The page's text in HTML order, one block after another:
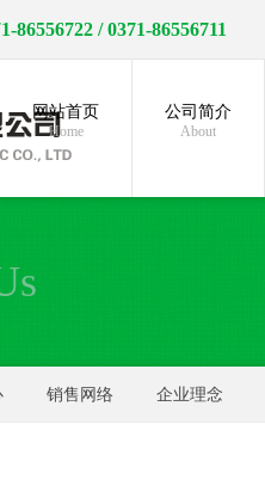
86556722 / 0371-86556711
网站首页
Home
公司简介
About
销售网络 企业理念